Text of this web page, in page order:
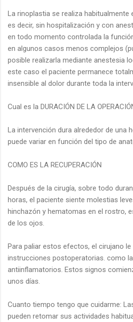
La rinoplastia se realiza habitualmente
es decir, sin hospitalización y con
en todo momento controlada la
en algunos casos menos complejos
posible realizarla mediante anestesia
este caso el paciente permanece
insensible al dolor durante toda la
Cual es la DURACIÓN DE LA
La intervención dura alrededor de una
puede variar en función del tipo de
COMO ES LA RECUPERACIÓN
Después de la cirugía, sobre todo
horas, el paciente siente molestias
hinchazón y hematomas en el rostro,
de los ojos.
Para paliar estos efectos, el cirujano le
instrucciones postoperatorias. como
antiinflamatorios. Estos signos
unos días.
Cuanto tiempo tengo que cuidarme:
pueden retomar sus actividades